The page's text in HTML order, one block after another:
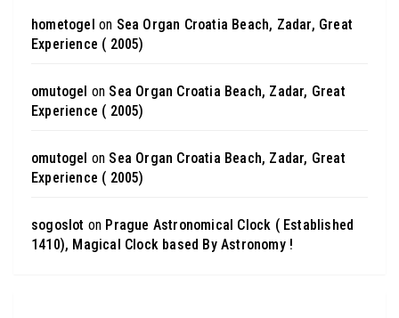
hometogel on Sea Organ Croatia Beach, Zadar, Great
Experience ( 2005)
omutogel on Sea Organ Croatia Beach, Zadar, Great
Experience ( 2005)
omutogel on Sea Organ Croatia Beach, Zadar, Great
Experience ( 2005)
sogoslot on Prague Astronomical Clock ( Established
1410), Magical Clock based By Astronomy !